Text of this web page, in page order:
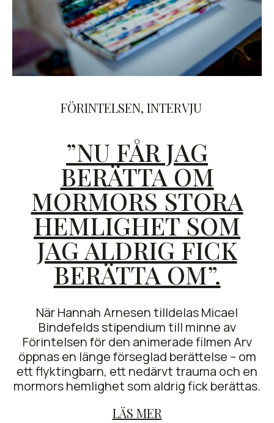
FÖRINTELSEN, INTERVJU
”NU FÅR JAG
BERÄTTA OM
MORMORS STORA
HEMLIGHET SOM
JAG ALDRIG FICK
BERÄTTA OM”.
När Hannah Arnesen tilldelas Micael
Bindefelds stipendium till minne av
Förintelsen för den animerade filmen Arv
öppnas en länge förseglad berättelse – om
ett flyktingbarn, ett nedärvt trauma och en
mormors hemlighet som aldrig fick berättas.
LÄS MER